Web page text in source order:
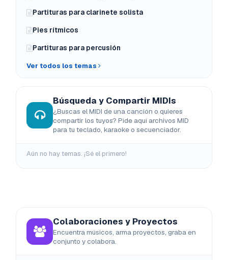
Partituras para clarinete solista
Pies rítmicos
Partituras para percusión
Ver todos los temas
Búsqueda y Compartir MIDIs
¿Buscas el MIDI de una canción o quieres
compartir los tuyos? Pide aquí archivos MID
para tu teclado, karaoke o secuenciador.
Aún no hay temas. ¡Sé el primero!
Colaboraciones y Proyectos
Encuentra músicos, arma proyectos, graba en
conjunto y colabora.